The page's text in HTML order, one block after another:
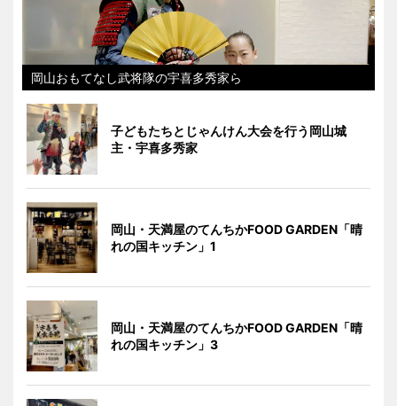
岡山おもてなし武将隊の宇喜多秀家ら
子どもたちとじゃんけん大会を行う岡山城
主・宇喜多秀家
岡山・天満屋のてんちかFOOD GARDEN「晴
れの国キッチン」1
岡山・天満屋のてんちかFOOD GARDEN「晴
れの国キッチン」3